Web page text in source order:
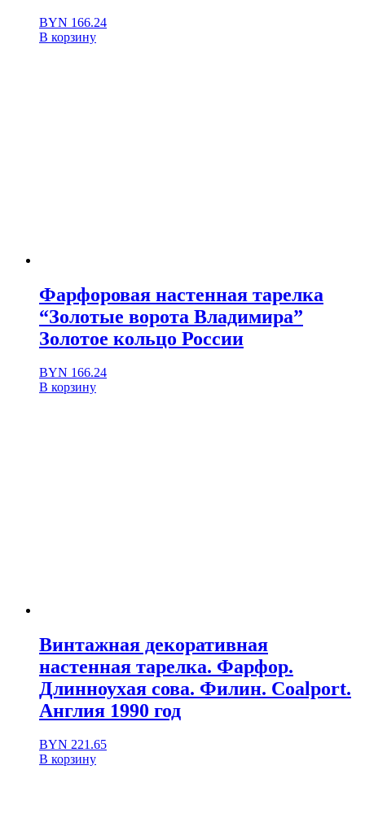
BYN 166.24
В корзину
Фарфоровая настенная тарелка
“Золотые ворота Владимира”
Золотое кольцо России
BYN 166.24
В корзину
Винтажная декоративная
настенная тарелка. Фарфор.
Длинноухая сова. Филин. Coalport.
Англия 1990 год
BYN 221.65
В корзину